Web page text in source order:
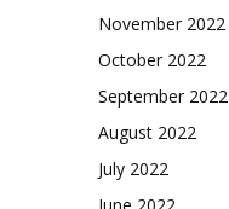
November 2022
October 2022
September 2022
August 2022
July 2022